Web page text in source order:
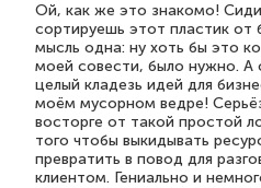
Ой, как же это знакомо!
сортируешь этот пластик от
мысль одна: ну хоть бы это
моей совести, было нужно. А
целый кладезь идей для
моём мусорном ведре!
восторге от такой простой
того чтобы выкидывать
превратить в повод для
клиентом. Гениально и